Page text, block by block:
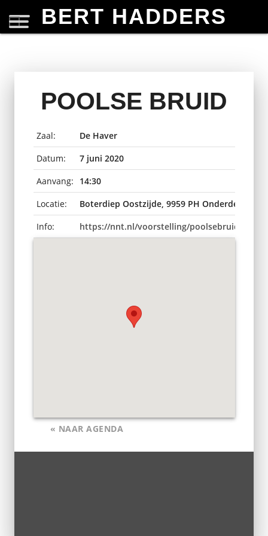
BERT HADDERS
POOLSE BRUID
Zaal:
De Haver
Datum:
7 juni 2020
Aanvang:
14:30
Locatie:
Boterdiep Oostzijde, 9959 PH Onderdendam,
Info:
https://nnt.nl/voorstelling/poolsebruid/
« NAAR AGENDA